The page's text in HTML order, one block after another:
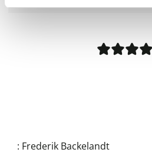
: Frederik Backelandt